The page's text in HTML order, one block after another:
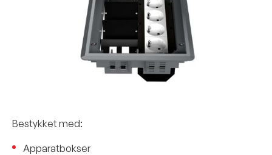
Bestykket med:
Apparatbokser